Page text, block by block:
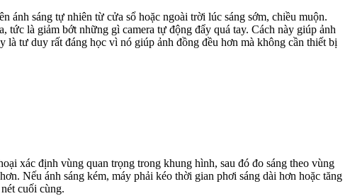
ánh sáng tự nhiên từ cửa sổ hoặc ngoài trời lúc sáng sớm, chiều muộn.
tức là giảm bớt những gì camera tự động đẩy quá tay. Cách này giúp ảnh
tư duy rất đáng học vì nó giúp ảnh đồng đều hơn mà không cần thiết bị
xác định vùng quan trọng trong khung hình, sau đó đo sáng theo vùng
Nếu ánh sáng kém, máy phải kéo thời gian phơi sáng dài hơn hoặc tăng
cuối cùng.